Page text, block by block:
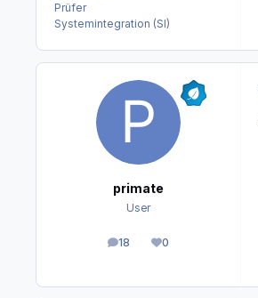
Prüfer
Systemintegration (SI)
primate
User
18
Beiträge0
Reputation